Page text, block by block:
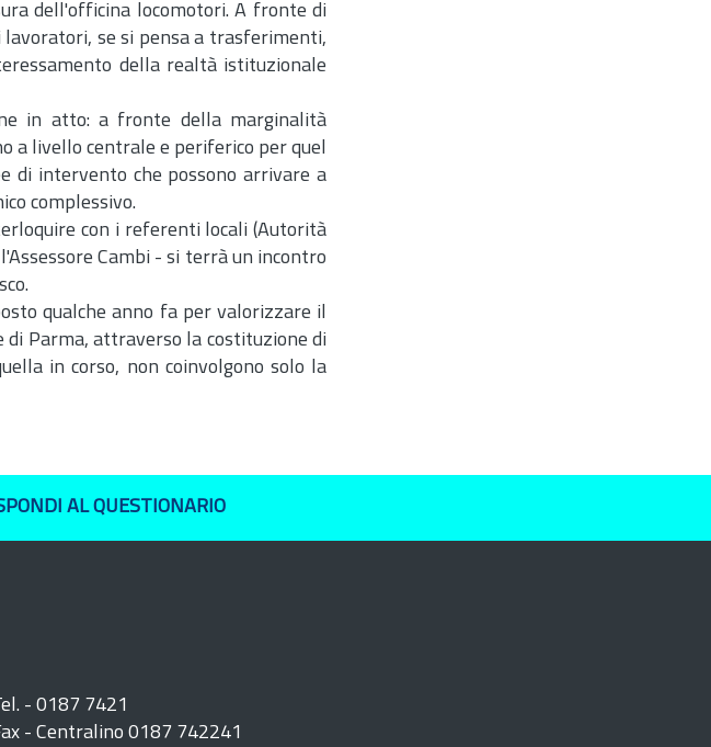
dell'officina locomotori. A fronte di
lavoratori, se si pensa a trasferimenti,
della realtà istituzionale
in atto: a fronte della marginalità
a livello centrale e periferico per quel
di intervento che possono arrivare a
complessivo.
con i referenti locali (Autorità
Cambi - si terrà un incontro
qualche anno fa per valorizzare il
di Parma, attraverso la costituzione di
in corso, non coinvolgono solo la
AL QUESTIONARIO
- 0187 7421
- Centralino 0187 742241